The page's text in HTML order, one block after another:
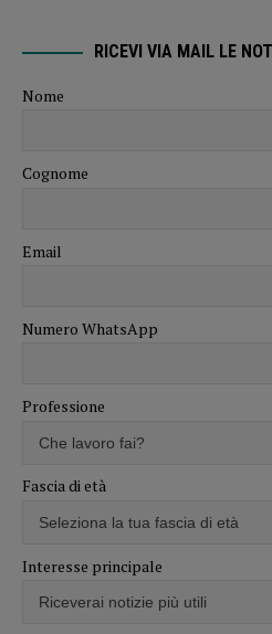
RICEVI VIA MAIL LE
Nome
Cognome
Email
Numero WhatsApp
Professione
Fascia di età
Interesse principale